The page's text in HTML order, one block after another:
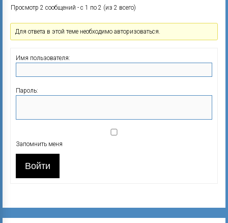
Просмотр 2 сообщений - с 1 по 2 (из 2 всего)
Для ответа в этой теме необходимо авторизоваться.
Имя пользователя:
Пароль:
Запомнить меня
Войти